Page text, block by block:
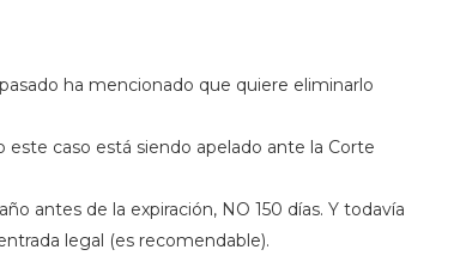
ha mencionado que quiere eliminarlo
caso está siendo apelado ante la Corte
antes de la expiración, NO 150 días. Y todavía
legal (es recomendable).